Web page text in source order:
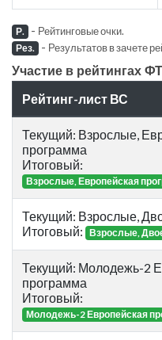
Р. - Рейтинговые очки.
Рез. - Результатов в зачете
Участие в рейтингах
Рейтинг-лист ВС
Текущий: Взрослые,
программа
Итоговый:
Взрослые, Европейская
Текущий: Взрослые,
Итоговый: Взрослые,
Текущий: Молодежь-2
программа
Итоговый:
Молодежь-2 Европейская